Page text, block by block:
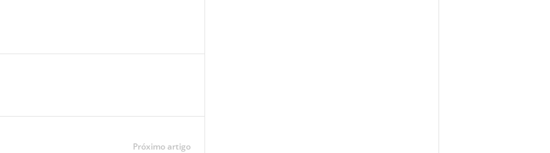
Próximo artigo